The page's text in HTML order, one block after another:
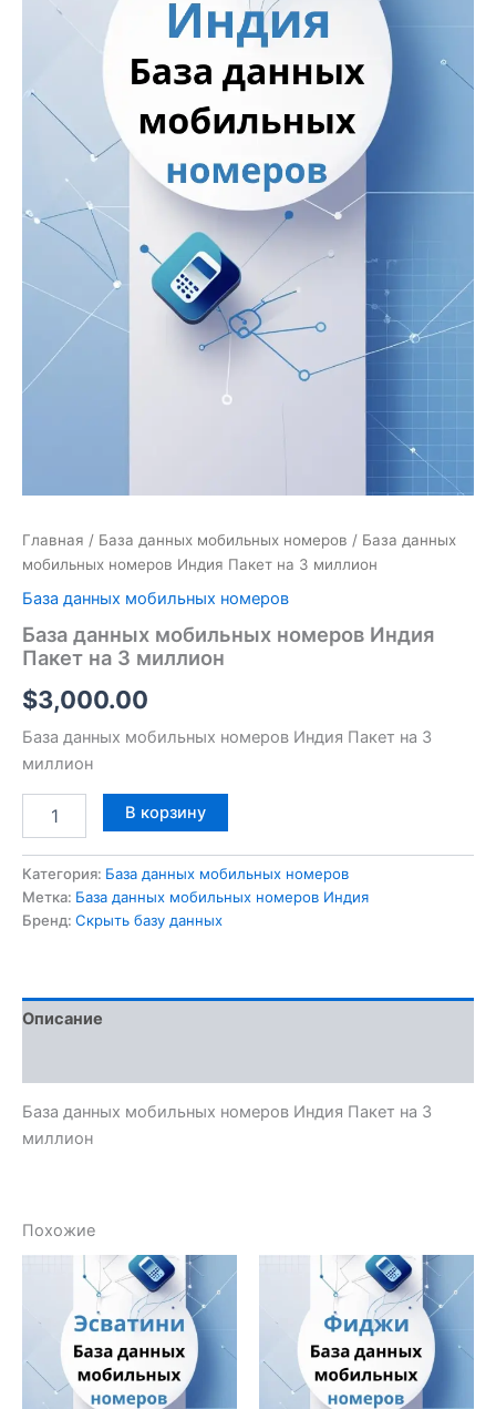
Главная / База данных мобильных номеров / База данных
мобильных номеров Индия Пакет на 3 миллион
База данных мобильных номеров
База данных мобильных номеров Индия
Пакет на 3 миллион
$3,000.00
База данных мобильных номеров Индия Пакет на 3
миллион
В корзину
Категория: База данных мобильных номеров
Метка: База данных мобильных номеров Индия
Бренд: Скрыть базу данных
Описание
База данных мобильных номеров Индия Пакет на 3
миллион
Похожие